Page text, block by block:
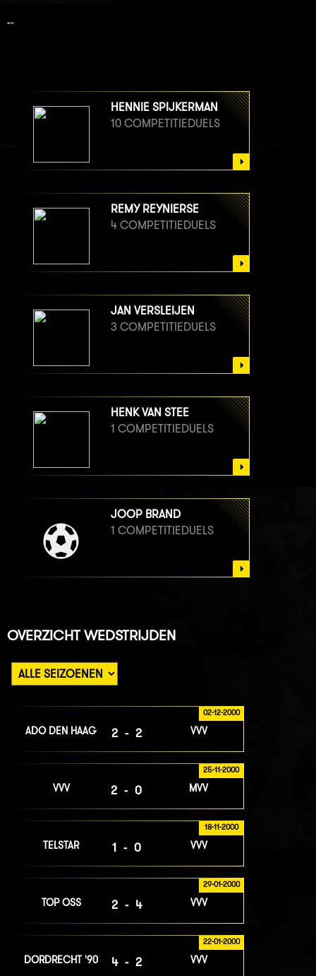
--
HENNIE SPIJKERMAN
10 COMPETITIEDUELS
REMY REYNIERSE
4 COMPETITIEDUELS
JAN VERSLEIJEN
3 COMPETITIEDUELS
HENK VAN STEE
1 COMPETITIEDUELS
JOOP BRAND
1 COMPETITIEDUELS
OVERZICHT WEDSTRIJDEN
02-12-2000
ADO DEN HAAG 2-2 VVV
25-11-2000
VVV 2-0 MVV
18-11-2000
TELSTAR 1-0 VVV
29-01-2000
TOP OSS 2-4 VVV
22-01-2000
DORDRECHT '90 4-2 VVV